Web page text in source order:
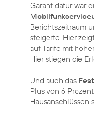
Garant dafür war
Berichtszeitraum
steigerte. Hier
auf Tarife mit
Hier stiegen die
Und auch das
Plus von 6
Hausanschlüssen